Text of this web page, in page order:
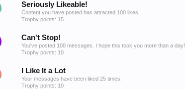
Seriously Likeable!
Content you have posted has attracted 100 likes.
Trophy points: 15
Can't Stop!
You've posted 100 messages. I hope this took you more than a day!
Trophy points: 10
I Like It a Lot
Your messages have been liked 25 times.
Trophy points: 10